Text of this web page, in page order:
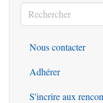
Rechercher
Outils
Nous contacter
Adhérer
S'incrire aux